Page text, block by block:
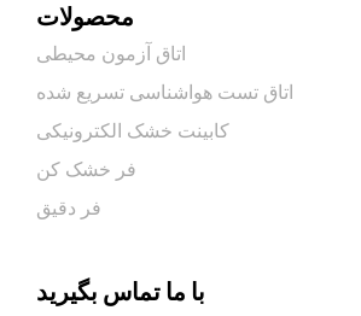
محصولات
اتاق آزمون محیطی
اتاق تست هواشناسی تسریع شده
کابینت خشک الکترونیکی
فر خشک کن
فر دقیق
با ما تماس بگیرید